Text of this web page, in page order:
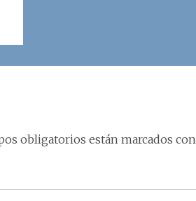
obligatorios están marcados con